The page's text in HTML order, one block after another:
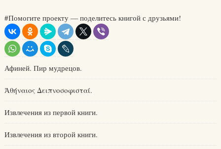
#Помогите проекту — поделитесь книгой с друзьями!
Афиней. Пир мудрецов.
Ἀθήναιος Δειπνοσοφισταί.
Извлечения из первой книги.
Извлечения из второй книги.